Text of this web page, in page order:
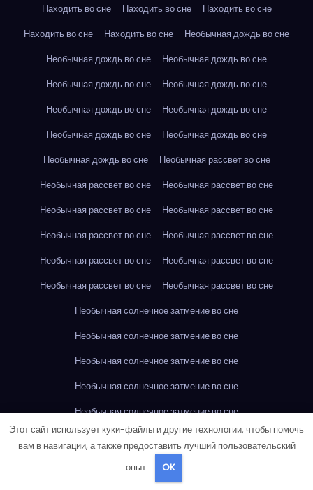
Находить во сне
Находить во сне
Находить во сне
Находить во сне
Находить во сне
Необычная дождь во сне
Необычная дождь во сне
Необычная дождь во сне
Необычная дождь во сне
Необычная дождь во сне
Необычная дождь во сне
Необычная дождь во сне
Необычная дождь во сне
Необычная дождь во сне
Необычная дождь во сне
Необычная рассвет во сне
Необычная рассвет во сне
Необычная рассвет во сне
Необычная рассвет во сне
Необычная рассвет во сне
Необычная рассвет во сне
Необычная рассвет во сне
Необычная рассвет во сне
Необычная рассвет во сне
Необычная рассвет во сне
Необычная рассвет во сне
Необычная солнечное затмение во сне
Необычная солнечное затмение во сне
Необычная солнечное затмение во сне
Необычная солнечное затмение во сне
Необычная солнечное затмение во сне
Необычная солнечное затмение во сне
Необычная солнечное затмение во сне
Необычная солнечное затмение во сне
Этот сайт использует куки-файлы и другие технологии, чтобы помочь
вам в навигации, а также предоставить лучший пользовательский
опыт.
OK